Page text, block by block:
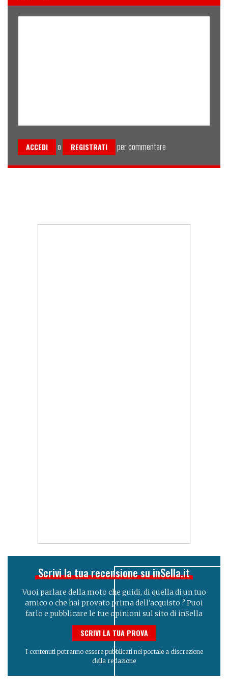
ACCEDI o REGISTRATI per commentare
Scrivi la tua recensione su inSella.it
Vuoi parlare della moto che guidi, di quella di un tuo
amico o che hai provato prima dell'acquisto ? Puoi
farlo e pubblicare le tue opinioni sul sito di inSella
SCRIVI LA TUA PROVA
I contenuti potranno essere pubblicati nel portale a discrezione
della redazione